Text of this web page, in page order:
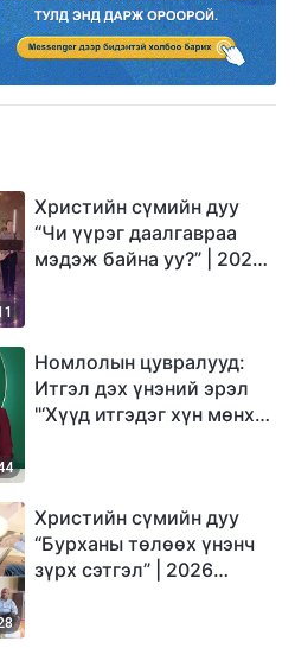
Христийн сүмийн дуу
“Чи үүрэг даалгавраа
мэдэж байна уу?” | 2026
Номлолын цувралууд:
Итгэл дэх үнэний эрэл
"‘Хүүд итгэдэг хүн мөнх
Христийн сүмийн дуу
“Бурханы төлөөх үнэнч
зүрх сэтгэл” | 2026